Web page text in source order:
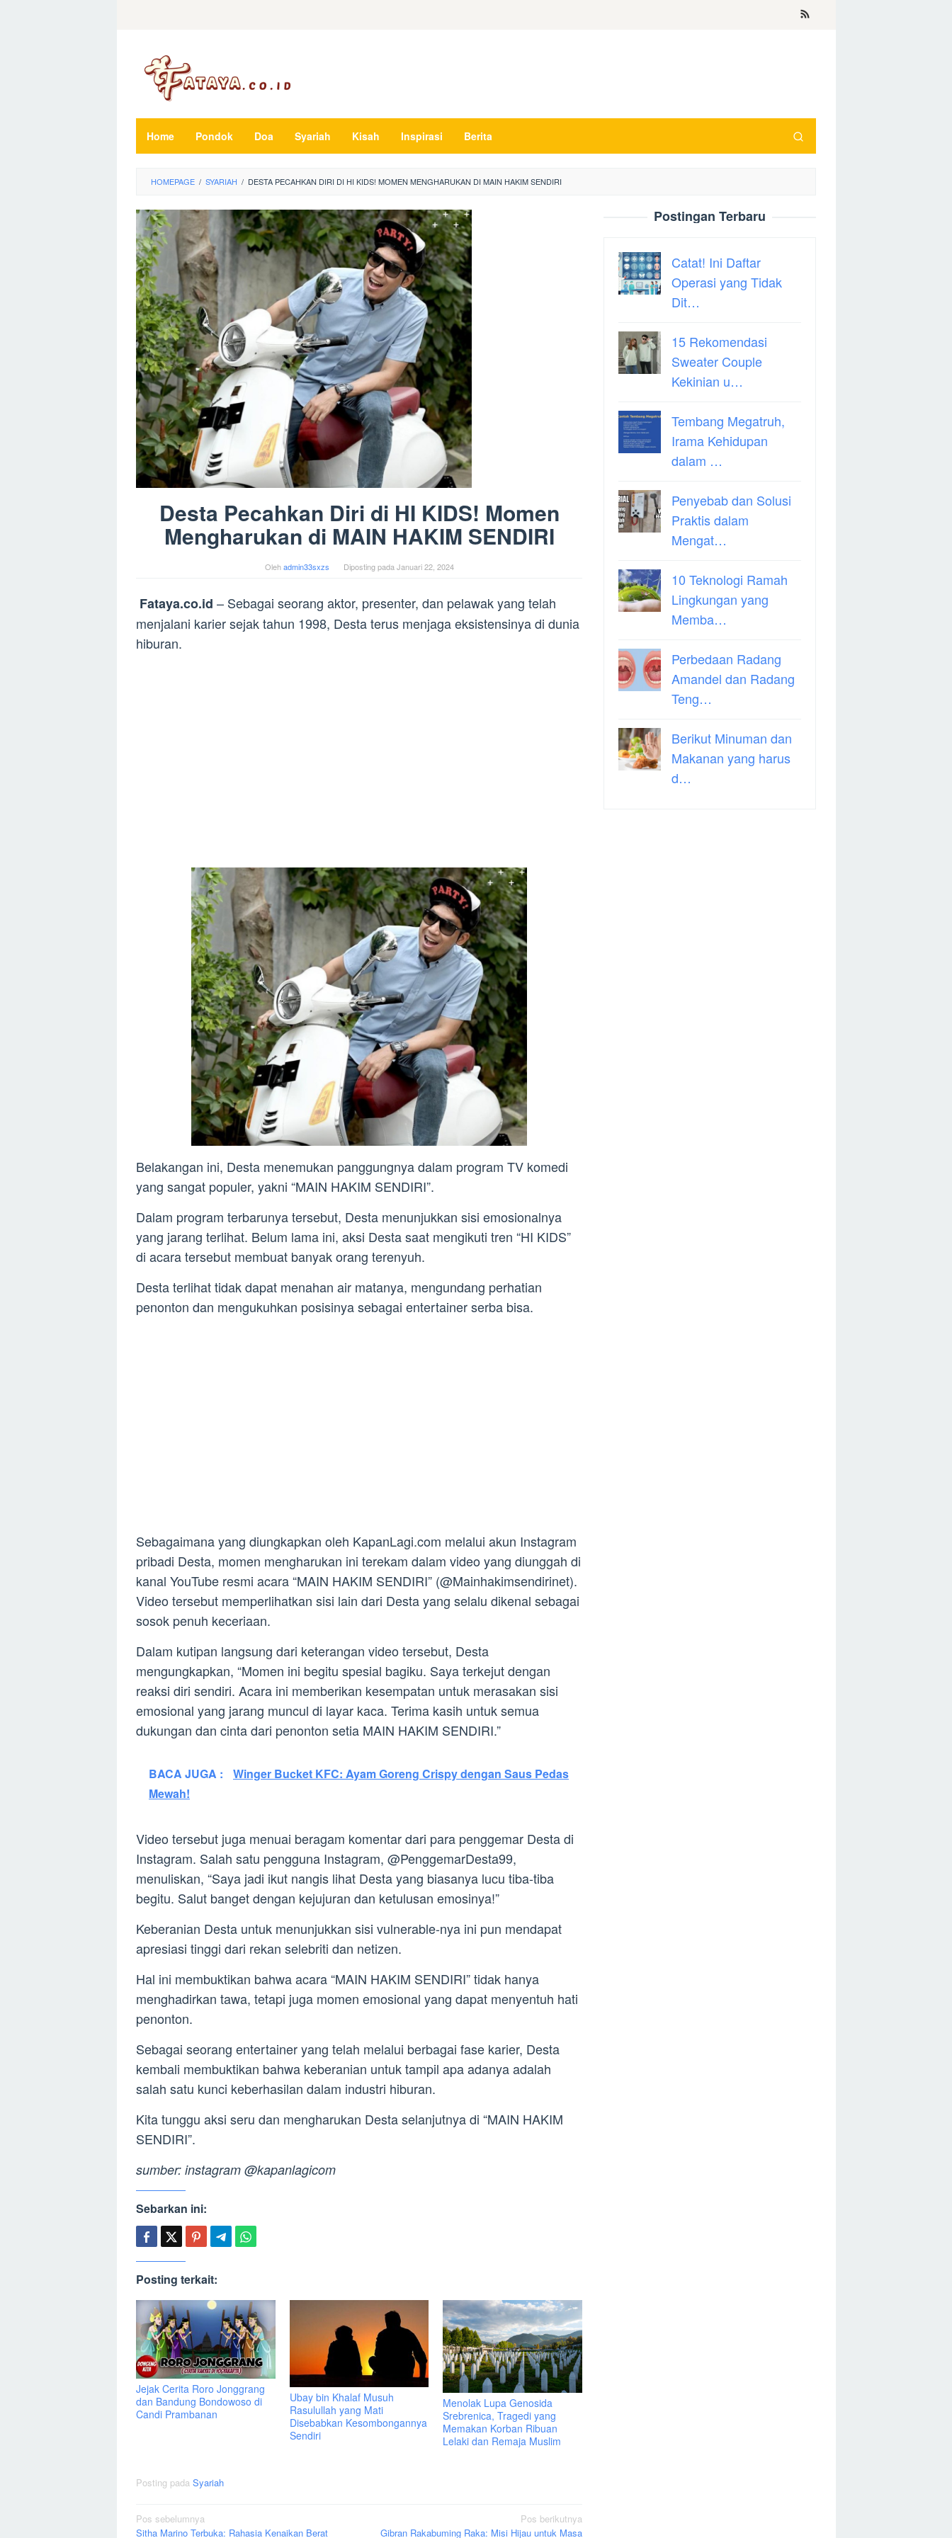
Home Pondok Doa Syariah Kisah Inspirasi Berita
HOMEPAGE / SYARIAH / DESTA PECAHKAN DIRI DI HI KIDS! MOMEN MENGHARUKAN DI MAIN HAKIM SENDIRI
Desta Pecahkan Diri di HI KIDS! Momen
Mengharukan di MAIN HAKIM SENDIRI
Olehadmin33sxzs Diposting pada Januari 22, 2024
Fataya.co.id – Sebagai seorang aktor, presenter, dan pelawak yang telah
menjalani karier sejak tahun 1998, Desta terus menjaga eksistensinya di dunia
hiburan.
Belakangan ini, Desta menemukan panggungnya dalam program TV komedi
yang sangat populer, yakni “MAIN HAKIM SENDIRI”.
Dalam program terbarunya tersebut, Desta menunjukkan sisi emosionalnya
yang jarang terlihat. Belum lama ini, aksi Desta saat mengikuti tren “HI KIDS”
di acara tersebut membuat banyak orang terenyuh.
Desta terlihat tidak dapat menahan air matanya, mengundang perhatian
penonton dan mengukuhkan posisinya sebagai entertainer serba bisa.
Sebagaimana yang diungkapkan oleh KapanLagi.com melalui akun Instagram
pribadi Desta, momen mengharukan ini terekam dalam video yang diunggah di
kanal YouTube resmi acara “MAIN HAKIM SENDIRI” (@Mainhakimsendirinet).
Video tersebut memperlihatkan sisi lain dari Desta yang selalu dikenal sebagai
sosok penuh keceriaan.
Dalam kutipan langsung dari keterangan video tersebut, Desta
mengungkapkan, “Momen ini begitu spesial bagiku. Saya terkejut dengan
reaksi diri sendiri. Acara ini memberikan kesempatan untuk merasakan sisi
emosional yang jarang muncul di layar kaca. Terima kasih untuk semua
dukungan dan cinta dari penonton setia MAIN HAKIM SENDIRI.”
BACA JUGA :
Winger Bucket KFC: Ayam Goreng Crispy dengan Saus Pedas
Mewah!
Video tersebut juga menuai beragam komentar dari para penggemar Desta di
Instagram. Salah satu pengguna Instagram, @PenggemarDesta99,
menuliskan, “Saya jadi ikut nangis lihat Desta yang biasanya lucu tiba-tiba
begitu. Salut banget dengan kejujuran dan ketulusan emosinya!”
Keberanian Desta untuk menunjukkan sisi vulnerable-nya ini pun mendapat
apresiasi tinggi dari rekan selebriti dan netizen.
Hal ini membuktikan bahwa acara “MAIN HAKIM SENDIRI” tidak hanya
menghadirkan tawa, tetapi juga momen emosional yang dapat menyentuh hati
penonton.
Sebagai seorang entertainer yang telah melalui berbagai fase karier, Desta
kembali membuktikan bahwa keberanian untuk tampil apa adanya adalah
salah satu kunci keberhasilan dalam industri hiburan.
Kita tunggu aksi seru dan mengharukan Desta selanjutnya di “MAIN HAKIM
SENDIRI”.
sumber: instagram @kapanlagicom
Sebarkan ini:
Posting terkait:
Jejak Cerita Roro Jonggrang
dan Bandung Bondowoso di
Candi Prambanan
Ubay bin Khalaf Musuh
Rasulullah yang Mati
Disebabkan Kesombongannya
Sendiri
Menolak Lupa Genosida
Srebrenica, Tragedi yang
Memakan Korban Ribuan
Lelaki dan Remaja Muslim
Posting pada Syariah
Navigasi
Pos sebelumnya
Sitha Marino Terbuka: Rahasia Kenaikan Berat
Pos berikutnya
Gibran Rakabuming Raka: Misi Hijau untuk Masa
Postingan Terbaru
Catat! Ini Daftar
Operasi yang Tidak
Dit…
15 Rekomendasi
Sweater Couple
Kekinian u…
Tembang Megatruh,
Irama Kehidupan
dalam …
Penyebab dan Solusi
Praktis dalam
Mengat…
10 Teknologi Ramah
Lingkungan yang
Memba…
Perbedaan Radang
Amandel dan Radang
Teng…
Berikut Minuman dan
Makanan yang harus
d…